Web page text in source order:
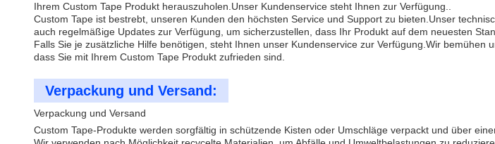
Ihrem Custom Tape Produkt herauszuholen.Unser Kundenservice steht Ihnen zur Verfügung..
Custom Tape ist bestrebt, unseren Kunden den höchsten Service und Support zu bieten.Unser
auch regelmäßige Updates zur Verfügung, um sicherzustellen, dass Ihr Produkt auf dem neuesten
Falls Sie je zusätzliche Hilfe benötigen, steht Ihnen unser Kundenservice zur Verfügung.Wir
dass Sie mit Ihrem Custom Tape Produkt zufrieden sind.
Verpackung und Versand:
Verpackung und Versand
Custom Tape-Produkte werden sorgfältig in schützende Kisten oder Umschläge verpackt und über